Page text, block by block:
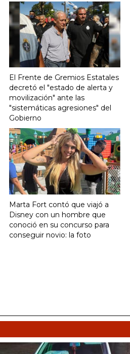
El Frente de Gremios Estatales
decretó el "estado de alerta y
movilización" ante las
"sistemáticas agresiones" del
Gobierno
Marta Fort contó que viajó a
Disney con un hombre que
conoció en su concurso para
conseguir novio: la foto